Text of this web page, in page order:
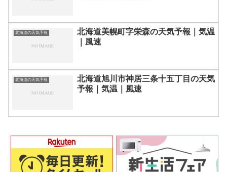
北海道の天気予報
北海道美幌町字栄森の天気予報｜気温
｜風速
北海道の天気予報
北海道旭川市神居三条十五丁目の天気
予報｜気温｜風速